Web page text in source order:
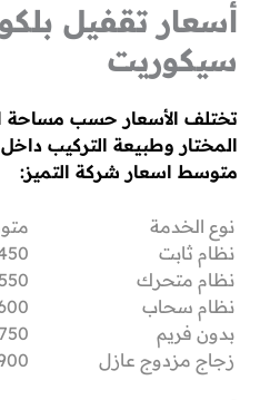
أسعار تقفيل
سيكوريت
تختلف الأسعار حسب مساحة
المختار وطبيعة التركيب
متوسط اسعار شركة التميز:
نوع الخدمة
نظام ثابت
450 – 700
نظام متحرك
550 – 850 للمتر
نظام سحاب
600 – 900
بدون فريم
750 – 1100 للمتر
زجاج مزدوج عازل
900 – 1300